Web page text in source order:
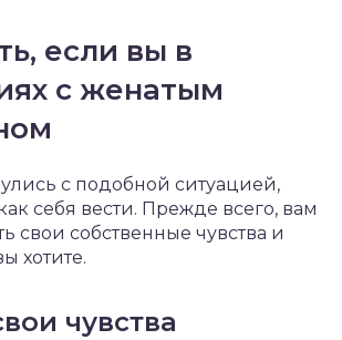
если вы в
с женатым
с подобной ситуацией,
себя вести. Прежде всего, вам
свои собственные чувства и
хотите.
чувства